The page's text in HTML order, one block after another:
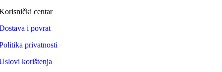
centar
i povrat
privatnosti
korištenja